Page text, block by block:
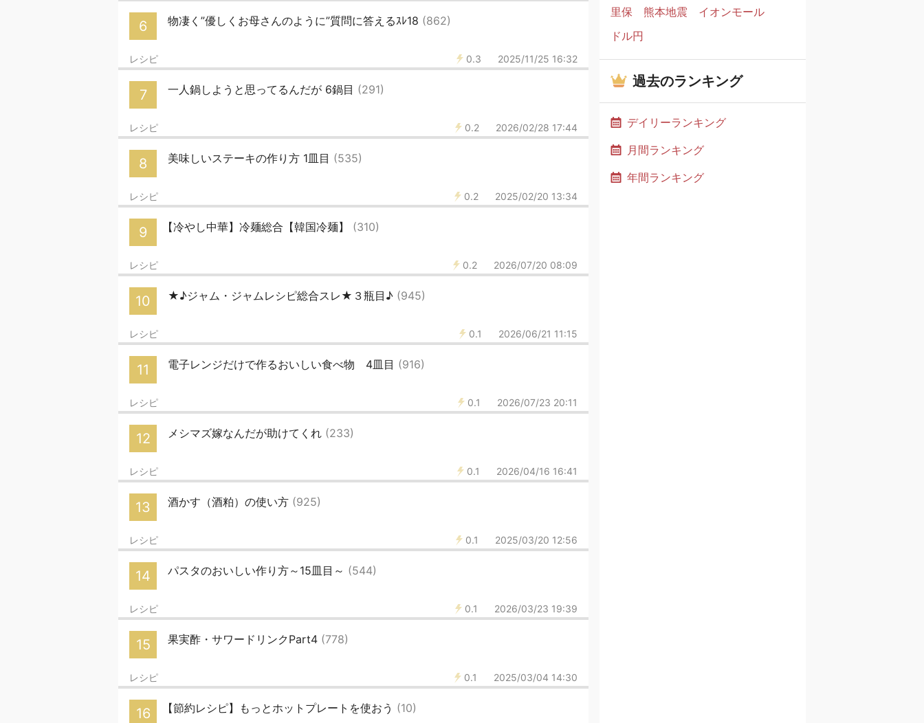
6 物凄く”優しくお母さんのように”質問に答えるｽﾚ18 (862)
0.3 2025/11/25 16:32
レシピ
7 一人鍋しようと思ってるんだが 6鍋目 (291)
0.2 2026/02/28 17:44
レシピ
8 美味しいステーキの作り方 1皿目 (535)
0.2 2025/02/20 13:34
レシピ
9 【冷やし中華】冷麺総合【韓国冷麺】 (310)
0.2 2026/07/20 08:09
レシピ
10 ★♪ジャム・ジャムレシピ総合スレ★３瓶目♪ (945)
0.1 2026/06/21 11:15
レシピ
11 電子レンジだけで作るおいしい食べ物 4皿目 (916)
0.1 2026/07/23 20:11
レシピ
12 メシマズ嫁なんだが助けてくれ (233)
0.1 2026/04/16 16:41
レシピ
13 酒かす（酒粕）の使い方 (925)
0.1 2025/03/20 12:56
レシピ
14 パスタのおいしい作り方～15皿目～ (544)
0.1 2026/03/23 19:39
レシピ
15 果実酢・サワードリンクPart4 (778)
0.1 2025/03/04 14:30
レシピ
16 【節約レシピ】もっとホットプレートを使おう (10)
里保
熊本地震
イオンモール
ドル円
過去のランキング
デイリーランキング
月間ランキング
年間ランキング